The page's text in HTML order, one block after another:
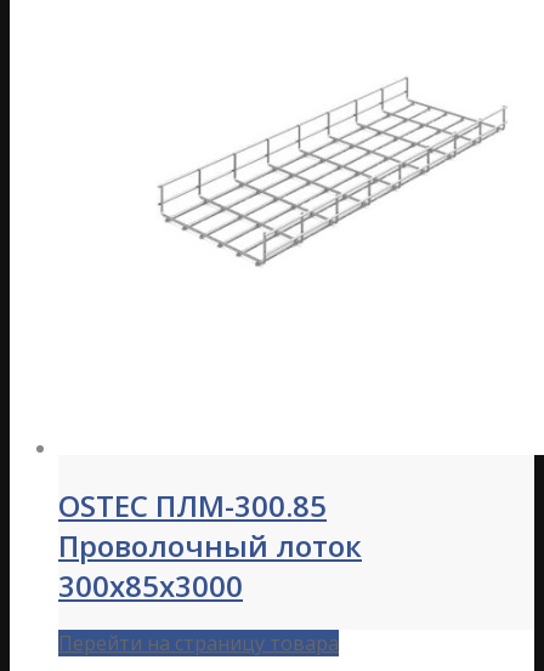
OSTEC ПЛМ-300.85
Проволочный лоток
300х85х3000
Перейти на страницу товара